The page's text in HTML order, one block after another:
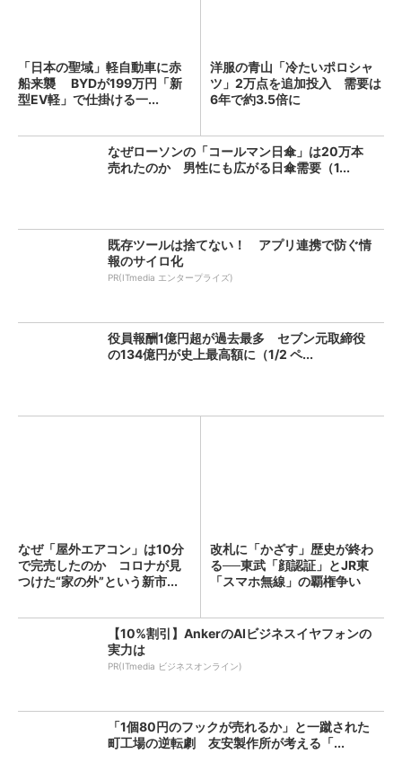
「日本の聖域」軽自動車に赤
船来襲 BYDが199万円「新
型EV軽」で仕掛ける一...
洋服の青山「冷たいポロシャ
ツ」2万点を追加投入 需要は
6年で約3.5倍に
なぜローソンの「コールマン日傘」は20万本
売れたのか 男性にも広がる日傘需要（1...
既存ツールは捨てない！ アプリ連携で防ぐ情
報のサイロ化
PR(ITmedia エンタープライズ)
役員報酬1億円超が過去最多 セブン元取締役
の134億円が史上最高額に（1/2 ペ...
なぜ「屋外エアコン」は10分
で完売したのか コロナが見
つけた“家の外”という新市...
改札に「かざす」歴史が終わ
る──東武「顔認証」とJR東
「スマホ無線」の覇権争い
【10%割引】AnkerのAIビジネスイヤフォンの
実力は
PR(ITmedia ビジネスオンライン)
「1個80円のフックが売れるか」と一蹴された
町工場の逆転劇 友安製作所が考える「...